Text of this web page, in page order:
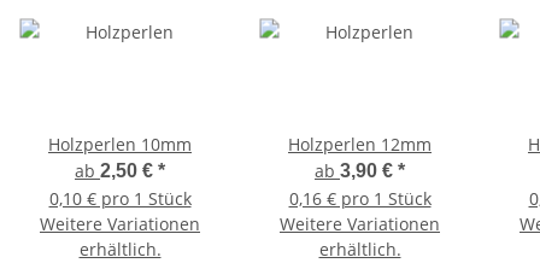
Holzperlen 10mm
ab 2,50 € *
0,10 € pro 1 Stück
Weitere Variationen
erhältlich.
Holzperlen 12mm
ab 3,90 € *
0,16 € pro 1 Stück
Weitere Variationen
erhältlich.